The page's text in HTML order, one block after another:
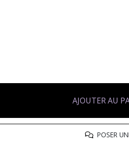
AJOUTER AU
POSER